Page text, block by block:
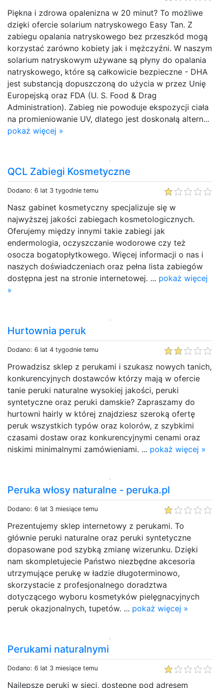
Piękna i zdrowa opalenizna w 20 minut? To możliwe
dzięki ofercie solarium natryskowego Easy Tan. Z
zabiegu opalania natryskowego bez przeszkód mogą
korzystać zarówno kobiety jak i mężczyźni. W naszym
solarium natryskowym używane są płyny do opalania
natryskowego, które są całkowicie bezpieczne - DHA
jest substancją dopuszczoną do użycia w przez Unię
Europejską oraz FDA (U. S. Food & Drag
Administration). Zabieg nie powoduje ekspozycji ciała
na promieniowanie UV, dlatego jest doskonałą altern...
pokaż więcej »
QCL Zabiegi Kosmetyczne
Dodano: 6 lat 3 tygodnie temu
Nasz gabinet kosmetyczny specjalizuje się w
najwyższej jakości zabiegach kosmetologicznych.
Oferujemy między innymi takie zabiegi jak
endermologia, oczyszczanie wodorowe czy też
osocza bogatopłytkowego. Więcej informacji o nas i
naszych doświadczeniach oraz pełna lista zabiegów
dostępna jest na stronie internetowej. ... pokaż więcej
»
Hurtownia peruk
Dodano: 6 lat 4 tygodnie temu
Prowadzisz sklep z perukami i szukasz nowych tanich,
konkurencyjnych dostawców którzy mają w ofercie
tanie peruki naturalne wysokiej jakości, peruki
syntetyczne oraz peruki damskie? Zapraszamy do
hurtowni hairly w której znajdziesz szeroką ofertę
peruk wszystkich typów oraz kolorów, z szybkimi
czasami dostaw oraz konkurencyjnymi cenami oraz
niskimi minimalnymi zamówieniami. ... pokaż więcej »
Peruka włosy naturalne - peruka.pl
Dodano: 6 lat 3 miesiące temu
Prezentujemy sklep internetowy z perukami. To
głównie peruki naturalne oraz peruki syntetyczne
dopasowane pod szybką zmianę wizerunku. Dzięki
nam skompletujecie Państwo niezbędne akcesoria
utrzymujące perukę w ładzie długoterminowo,
skorzystacie z profesjonalnego doradztwa
dotyczącego wyboru kosmetyków pielęgnacyjnych
peruk okazjonalnych, tupetów. ... pokaż więcej »
Perukami naturalnymi
Dodano: 6 lat 3 miesiące temu
Najlepsze peruki w sieci, dostępne pod adresem